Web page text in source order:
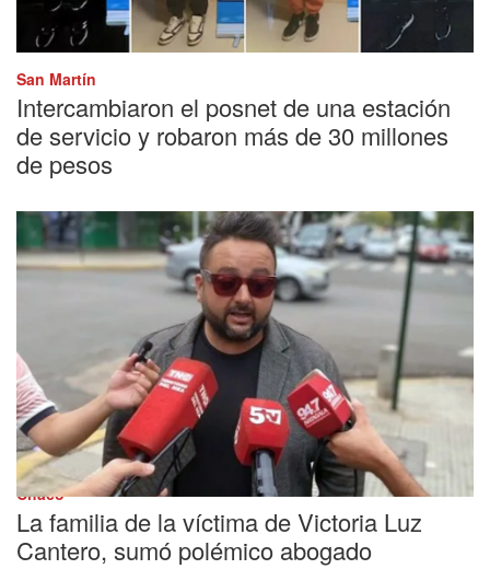
San Martín
Intercambiaron el posnet de una estación
de servicio y robaron más de 30 millones
de pesos
Chaco
La familia de la víctima de Victoria Luz
Cantero, sumó polémico abogado